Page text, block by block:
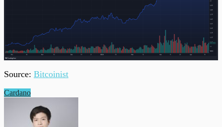
Source: Bitcoinist
Cardano